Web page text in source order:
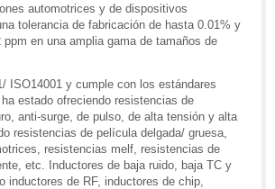
automotrices y de dispositivos
tolerancia de fabricación de hasta 0.01% y
en una amplia gama de tamaños de
ISO14001 y cumple con los estándares
estado ofreciendo resistencias de
anti-surge, de pulso, de alta tensión y alta
resistencias de película delgada/ gruesa,
resistencias melf, resistencias de
etc. Inductores de baja ruido, baja TC y
inductores de RF, inductores de chip,